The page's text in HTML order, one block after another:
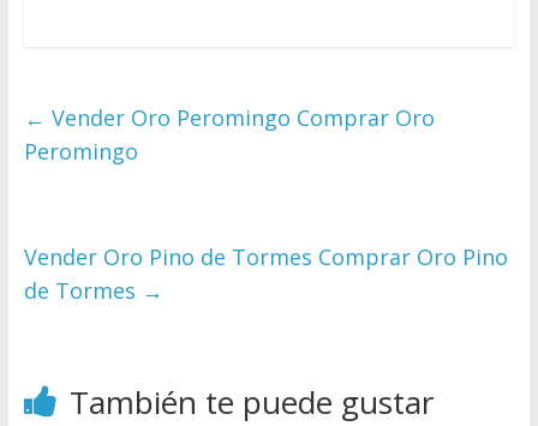
← Vender Oro Peromingo Comprar Oro
Peromingo
Vender Oro Pino de Tormes Comprar Oro Pino
de Tormes →
También te puede gustar